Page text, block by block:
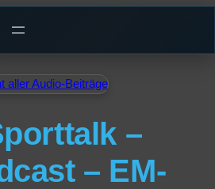
aller Audio-Beiträge
–
– EM-